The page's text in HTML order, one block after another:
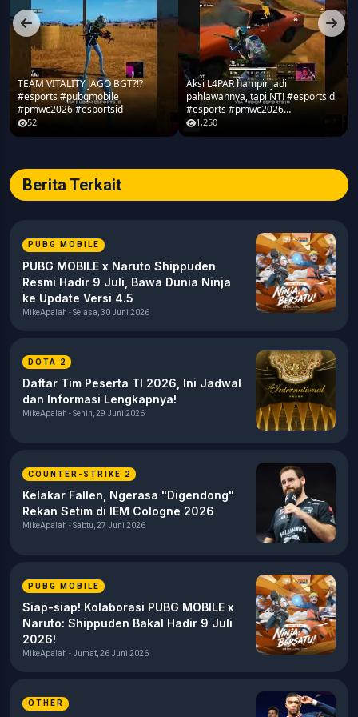
TEAM VITALITY JAGO BGT?!?
#esports #pubgmobile
#pmwc2026 #esportsid
52
Aksi L4PAR hampir jadi
pahlawannya, tapi NT! #esportsid
#esports #pmwc2026
#pubgmobile #teamrrq
1,250
Berita Terkait
PUBG MOBILE
PUBG MOBILE x Naruto Shippuden
Resmi Hadir 9 Juli, Bawa Dunia Ninja
ke Update Versi 4.5
MikeApalah - Selasa, 30 Juni 2026
DOTA 2
Daftar Tim Peserta TI 2026, Ini Jadwal
dan Informasi Lengkapnya!
MikeApalah - Senin, 29 Juni 2026
COUNTER-STRIKE 2
Kelakar Fallen, Ngerasa "Digendong"
Rekan Setim di IEM Cologne 2026
MikeApalah - Sabtu, 27 Juni 2026
PUBG MOBILE
Siap-siap! Kolaborasi PUBG MOBILE x
Naruto: Shippuden Bakal Hadir 9 Juli
2026!
MikeApalah - Jumat, 26 Juni 2026
OTHER